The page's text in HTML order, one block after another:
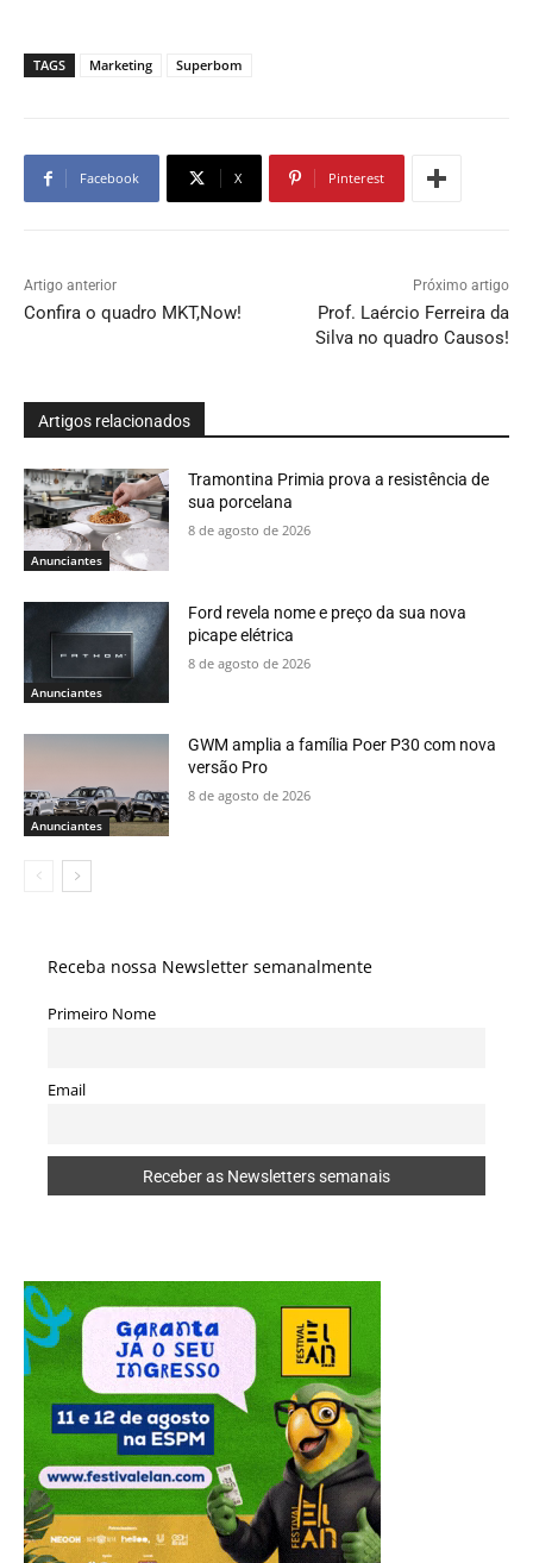
TAGS Marketing Superbom
Facebook X Pinterest
Artigo anterior
Confira o quadro MKT,Now!
Próximo artigo
Prof. Laércio Ferreira da
Silva no quadro Causos!
Artigos relacionados
Anunciantes
Tramontina Primia prova a resistência de
sua porcelana
8 de agosto de 2026
Anunciantes
Ford revela nome e preço da sua nova
picape elétrica
8 de agosto de 2026
Anunciantes
GWM amplia a família Poer P30 com nova
versão Pro
8 de agosto de 2026
Receba nossa Newsletter semanalmente
Primeiro Nome
Email